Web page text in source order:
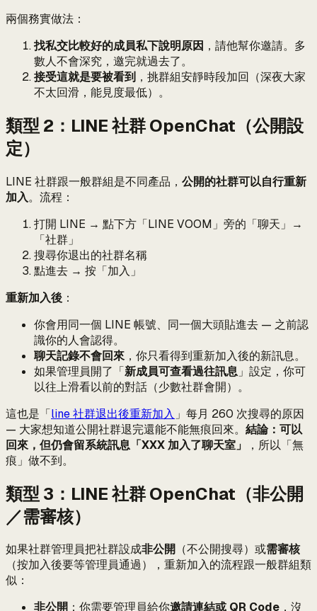
兩個務實做法：
找私交比較好的成員私下說明原因 ，請他幫你邀請。多
數人不會深究，邀完就過去了。
接受這就是要被看到 ，挑群組安靜時段加回（深夜大家
不太回滑，能見度最低）。
類型 2：LINE 社群 OpenChat（公開設
定）
LINE 社群跟一般群組是不同產品， 公開的社群可以自行重新
加入。流程：
打開 LINE → 點下方「LINE VOOM」旁的「聊天」→
「社群」
搜尋你退出的社群名稱
點進去 → 按「加入」
重新加入後 ：
你會用同一個 LINE 帳號、同一個大頭貼進去 — 之前認
識你的人會認得。
聊天記錄不會回來 ，你只看得到重新加入後的新訊息。
如果管理員開了「新成員可查看過往訊息 」設定，你可
以往上滑看以前的對話（少數社群會開）。
這也是「line 社群退出後重新加入 」每月 260 次搜尋的原因
— 大家想知道公開社群退完還能不能無痕回來。 結論：可以
回來，但仍會留系統訊息「XXX 加入了聊天室」
，所以「無
痕」做不到。
類型 3：LINE 社群 OpenChat（非公開
／需審核）
如果社群管理員把社群設成非公開 （不公開搜尋）或需審核
（按加入後要等管理員通過），重新加入的流程跟一般群組類
似：
非公開 ：你需要管理員給你邀請連結或 QR Code ，沒